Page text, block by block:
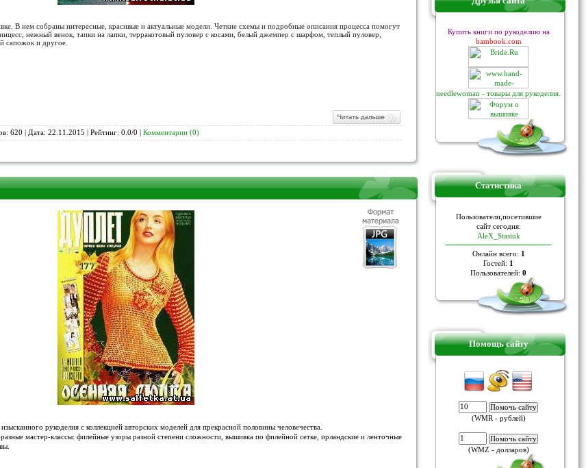
В нем собраны интересные, красивые и актуальные модели. Четкие схемы и подробные описания процесса помогут
нежный венок, тапки на лапки, терракотовый пуловер с косами, белый джемпер с шарфом, теплый пуловер,
сапожок и другое.
620 | Дата: 22.11.2015 | Рейтинг: 0.0/0 | Комментарии (0)
рукоделия с коллекцией авторских моделей для прекрасной половины человечества.
мастер-классы: филейные узоры разной степени сложности, вышивка по филейной сетке, ирландские и ленточные
Купить книги по рукоделию на
bambook.com
needlewoman - товары для рукоделия.
Статистика
Пoльзoвaтели,пoceтившие
caйт ceгoдня:
AleX_Stasiuk
Онлайн всего: 1
Гостей: 1
Пользователей: 0
Помощь сайту
(WMR - рублей)
(WMZ - долларов)